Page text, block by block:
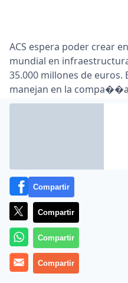
ACS espera poder crear
mundial en
35.000 millones de euros.
manejan en la
satisfactoriamente» la
Lea el artículo completo en
Compartir
Compartir
Compartir
Compartir